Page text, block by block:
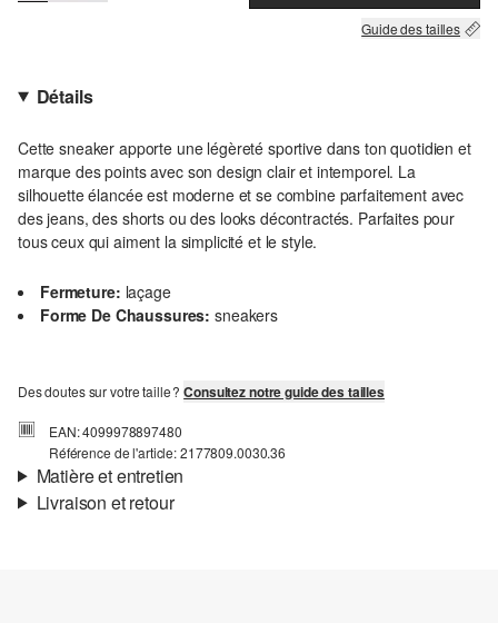
Guide des tailles
Détails
Cette sneaker apporte une légèreté sportive dans ton quotidien et
marque des points avec son design clair et intemporel. La
silhouette élancée est moderne et se combine parfaitement avec
des jeans, des shorts ou des looks décontractés. Parfaites pour
tous ceux qui aiment la simplicité et le style.
Fermeture: laçage
Forme De Chaussures: sneakers
Des doutes sur votre taille ?Consultez notre guide des tailles
EAN: 4099978897480
Référence de l'article: 2177809.0030.36
Matière et entretien
Livraison et retour